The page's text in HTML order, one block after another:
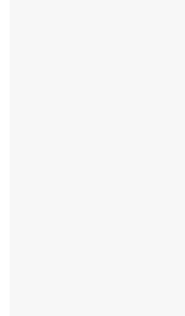
STEM CELL
Live online events,
Professionals, the
illuminates on
donation and the
Award to the
CBBC which was